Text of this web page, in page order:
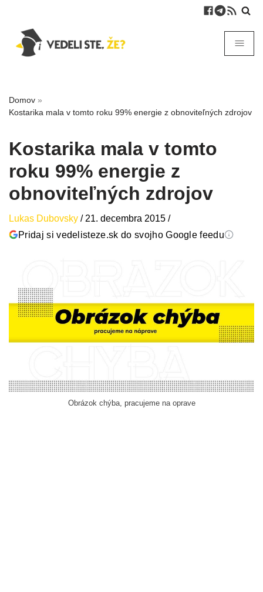
Domov »
Kostarika mala v tomto roku 99% energie z obnoviteľných zdrojov
Kostarika mala v tomto
roku 99% energie z
obnoviteľných zdrojov
Lukas Dubovsky / 21. decembra 2015 /
Pridaj si vedelisteze.sk do svojho Google feedu
Obrázok chýba, pracujeme na oprave